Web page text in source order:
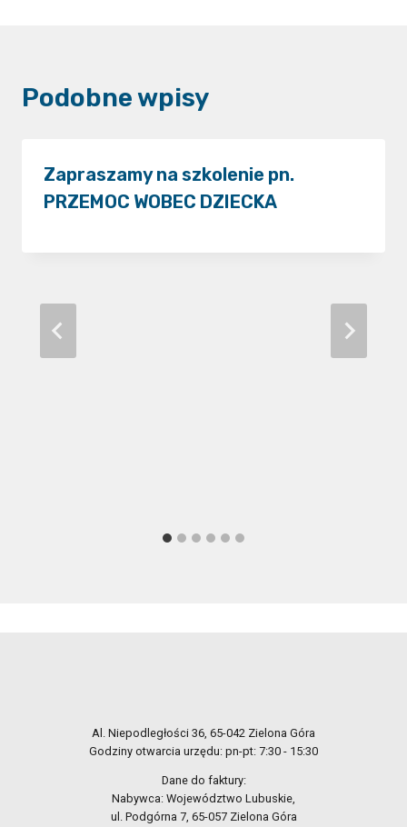
Podobne wpisy
Zapraszamy na szkolenie pn.
PRZEMOC WOBEC DZIECKA
Al. Niepodległości 36, 65-042 Zielona Góra
Godziny otwarcia urzędu: pn-pt: 7:30 - 15:30
Dane do faktury:
Nabywca: Województwo Lubuskie,
ul. Podgórna 7, 65-057 Zielona Góra